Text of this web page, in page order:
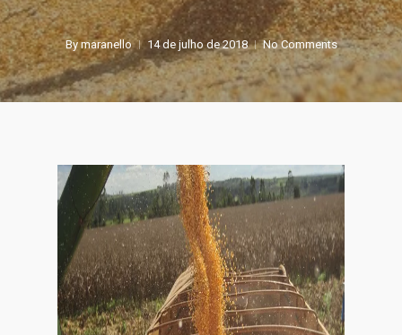
By maranello 14 de julho de 2018 No Comments